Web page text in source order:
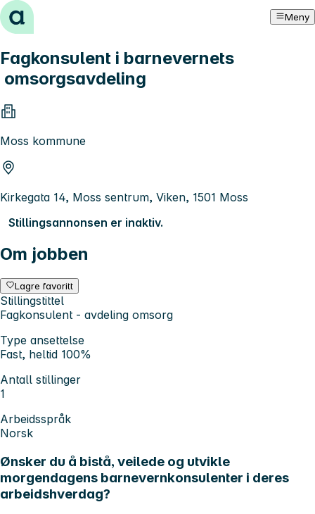
Hopp til innhold Meny
Fagkonsulent i barnevernets
omsorgsavdeling
Moss kommune
Kirkegata 14, Moss sentrum, Viken, 1501 Moss
Stillingsannonsen er inaktiv.
Om jobben
Lagre favoritt
Stillingstittel
Fagkonsulent - avdeling omsorg
Type ansettelse
Fast, heltid 100%
Antall stillinger
1
Arbeidsspråk
Norsk
Ønsker du å bistå, veilede og utvikle
morgendagens barnevernkonsulenter i deres
arbeidshverdag?